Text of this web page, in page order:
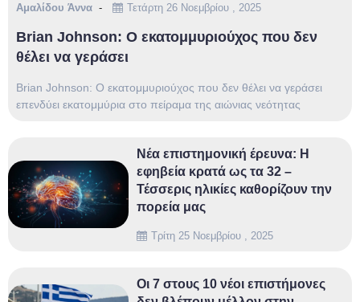
Αμαλίδου Άννα Τετάρτη 26 Νοεμβρίου , 2025
Brian Johnson: Ο εκατομμυριούχος που δεν
θέλει να γεράσει
Brian Johnson: Ο εκατομμυριούχος που δεν θέλει να γεράσει
επενδύει εκατομμύρια στο πείραμα της αιώνιας νεότητας
Τρίτη 25 Νοεμβρίου , 2025
Νέα επιστημονική έρευνα: Η
εφηβεία κρατά ως τα 32 –
Τέσσερις ηλικίες καθορίζουν την
πορεία μας
Οι 7 στους 10 νέοι επιστήμονες